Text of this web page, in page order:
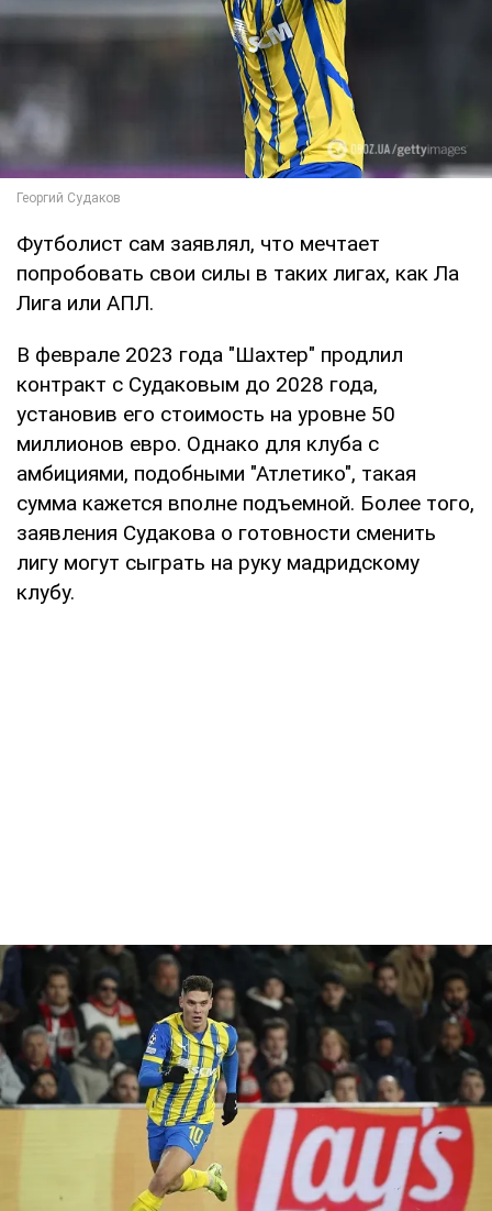
Футболист сам заявлял, что мечтает
попробовать свои силы в таких лигах, как Ла
Лига или АПЛ.
В феврале 2023 года "Шахтер" продлил
контракт с Судаковым до 2028 года,
установив его стоимость на уровне 50
миллионов евро. Однако для клуба с
амбициями, подобными "Атлетико", такая
сумма кажется вполне подъемной. Более того,
заявления Судакова о готовности сменить
лигу могут сыграть на руку мадридскому
клубу.